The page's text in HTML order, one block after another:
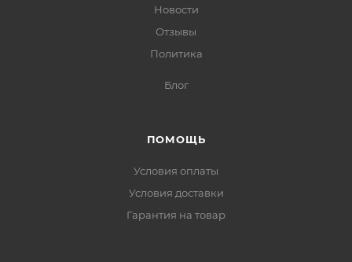
Новости
Отзывы
Политика
Блог
ПОМОЩЬ
Условия оплаты
Условия доставки
Гарантия на товар